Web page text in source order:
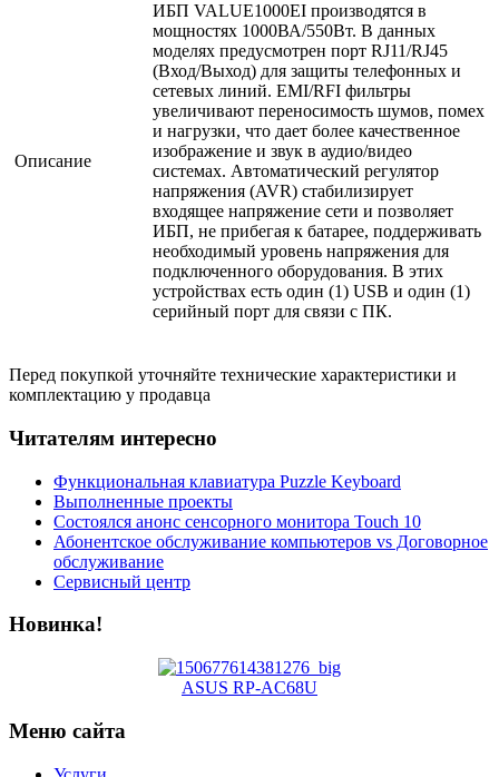
Описание
ИБП VALUE1000EI производятся в
мощностях 1000ВА/550Вт. В данных
моделях предусмотрен порт RJ11/RJ45
(Вход/Выход) для защиты телефонных и
сетевых линий. EMI/RFI фильтры
увеличивают переносимость шумов, помех
и нагрузки, что дает более качественное
изображение и звук в аудио/видео
системах. Автоматический регулятор
напряжения (AVR) стабилизирует
входящее напряжение сети и позволяет
ИБП, не прибегая к батарее, поддерживать
необходимый уровень напряжения для
подключенного оборудования. В этих
устройствах есть один (1) USB и один (1)
серийный порт для связи с ПК.
Перед покупкой уточняйте технические характеристики и
комплектацию у продавца
Читателям интересно
Функциональная клавиатура Puzzle Keyboard
Выполненные проекты
Состоялся анонс сенсорного монитора Touch 10
Абонентское обслуживание компьютеров vs Договорное
обслуживание
Сервисный центр
Новинка!
ASUS RP-AC68U
Меню сайта